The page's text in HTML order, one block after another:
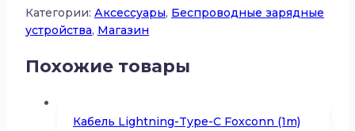
Категории: Аксессуары, Беспроводные зарядные
устройства, Магазин
Похожие товары
Кабель Lightning-Type-C Foxconn (1m)